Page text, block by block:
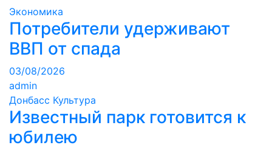
Экономика
Потребители удерживают
ВВП от спада
03/08/2026
admin
Донбасс Культура
Известный парк готовится к
юбилею